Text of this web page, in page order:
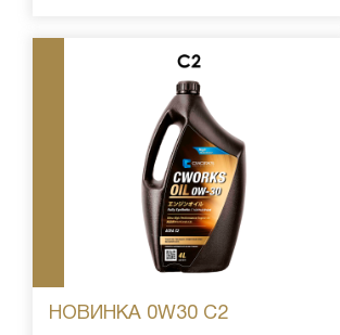
НОВИНКА 0W30 C2